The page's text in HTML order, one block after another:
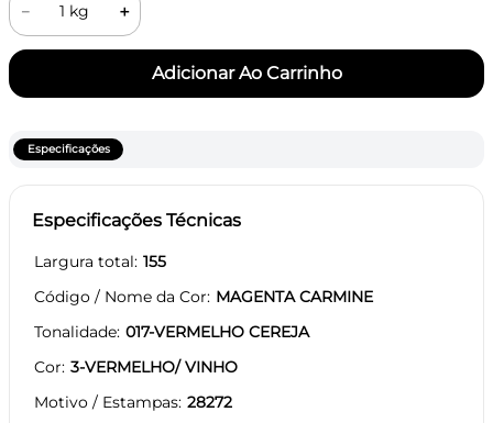
＋
－
Especificações
Especificações Técnicas
Largura total 155
Código / Nome da Cor MAGENTA CARMINE
Tonalidade 017-VERMELHO CEREJA
Cor 3-VERMELHO/ VINHO
Motivo / Estampas 28272